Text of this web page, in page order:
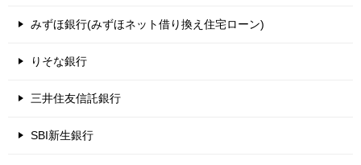
みずほ銀行(みずほネット借り換え住宅ローン)
りそな銀行
三井住友信託銀行
SBI新生銀行